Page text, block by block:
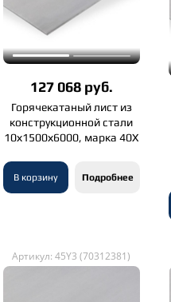
127 068 руб.
Горячекатаный лист из
конструкционной стали
10х1500х6000, марка 40Х
В корзину Подробнее
Артикул: 45Y3 (70312381)